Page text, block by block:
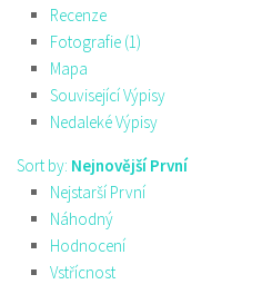
Recenze
Fotografie (1)
Mapa
Související Výpisy
Nedaleké Výpisy
Sort by: Nejnovější První
Nejstarší První
Náhodný
Hodnocení
Vstřícnost